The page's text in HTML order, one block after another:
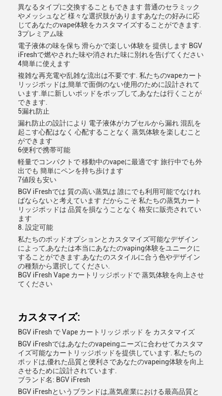
異なるタイプに交換することもできます 普通のセラミック
やメッシュなど 様々な選択肢がありますあなたの好みに応
じてあなたのvape体験をカスタマイズすることができます.
3プレミアム味
電子液体の味を保ち 滑らかで楽しい体験を 提供します BGV
iFreshで燃やされた味や消された味に別れを告げてください
4簡単に使えます
複雑な再充電や乱雑な流出は不要です. 私たちのvapeカート
リッジポッドは,簡単で面倒のない使用のために設計されて
います.単に新しいポッドをポップして,あなたは行くことが
できます.
5漏れ防止
漏れ防止の設計により 電子液体がカプセルから漏れ 混乱を
起こす心配はなく 心配することなく 蒸気体験を楽しむこと
ができます
6便利で携帯可能
軽量でコンパクトで 移動中のvapeに最適です 旅行中でも外
出でも 簡単にペンを持ち歩けます
7値段も安い
BGV iFreshでは 質の高い蒸気は 誰にでも利用可能でなけれ
ばならないと考えています だからこそ 私たちの蒸気カート
リッジポッドは 品質を損なうことなく 格安に販売されてい
ます
8. 設定可能
私たちのポッドオプションとカスタマイズ可能なデザイン
によって,あなたは本当にあなたのvaping体験をユニークに
することができます.あなたのスタイルに合う色やデザイン
の種類から選択してください.
BGV iFresh Vape カートリッジポッドで 蒸気体験を向上させ
てください
カスタマイズ:
BGV iFresh で Vape カートリッジ ポッド を カスタマイズ
BGV iFreshでは,あなたのvapeingニーズに合わせてカスタマ
イズ可能なカートリッジポッドを提供しています. 私たちの
ポッドは,優れた品質と便利さであなたのvapeing体験を向上
させるために設計されています.
ブランド名: BGV iFresh
BGV iFreshというブランドは,蒸気産業における最高品質と